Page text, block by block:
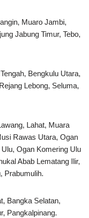
Muaro Jambi,
Jabung Timur, Tebo,
Bengkulu Utara,
Lebong, Seluma,
Lahat, Muara
Rawas Utara, Ogan
Ogan Komering Ulu
Abab Lematang Ilir,
Prabumulih.
Bangka Selatan,
Pangkalpinang.